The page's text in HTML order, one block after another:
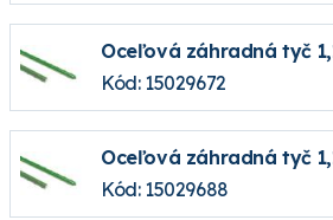
Oceľová záhradná tyč
Kód: 15029672
Oceľová záhradná tyč
Kód: 15029688